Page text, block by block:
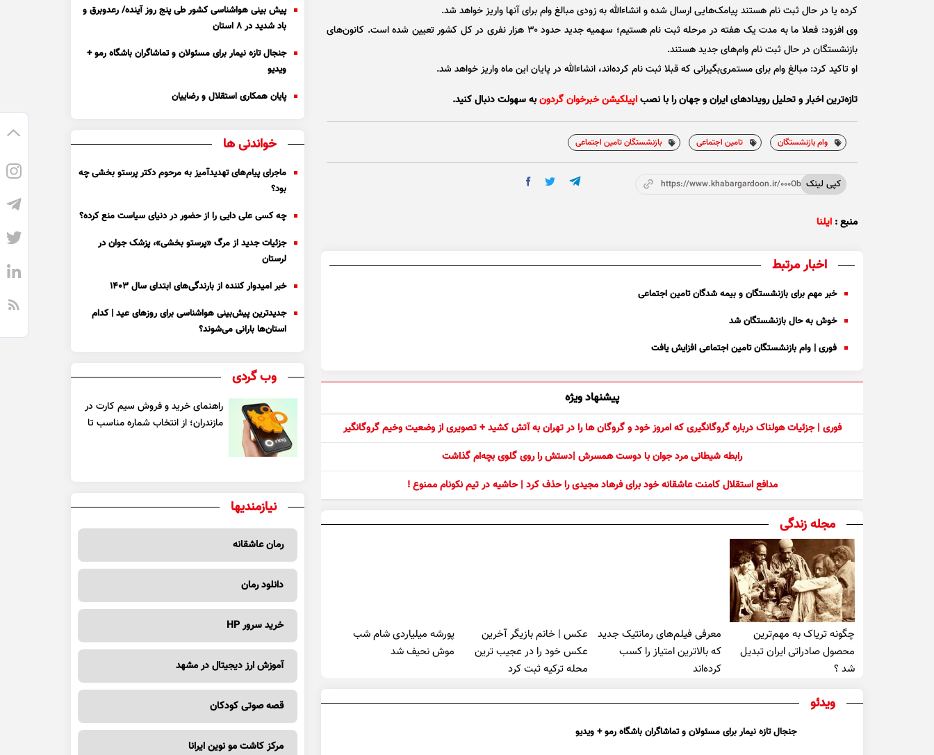
کرده یا در حال ثبت نام هستند پیامک‌هایی ارسال شده و انشاءالله به زودی مبالغ وام برای آنها واریز خواهد شد.
وی افزود: فعلا ما به مدت یک هفته در مرحله ثبت نام هستیم؛ سهمیه جدید حدود ۳۰ هزار نفری در کل کشور تعیین شده است. کانون‌های
بازنشستگان در حال ثبت نام وام‌های جدید هستند.
او تاکید کرد: مبالغ وام برای مستمری‌بگیرانی که قبلا ثبت نام کرده‌اند، انشاءالله در پایان این ماه واریز خواهد شد.
تازه‌ترین اخبار و تحلیل‌ رویدادهای ایران و جهان را با نصباپیلکیشن خبرخوان گردونبه سهولت دنبال کنید.
وام بازنشستگان تامین اجتماعی بازنشستگان تامین اجتماعی
کپی لینکhttps://www.khabargardoon.ir/000Ob4
منبع : ایلنا
اخبار مرتبط
خبر مهم برای بازنشستگان و بیمه شدگان تامین اجتماعی
خوش به حال بازنشستگان شد
فوری | وام بازنشستگان تامین اجتماعی افزایش یافت
پیشنهاد ویژه
فوری | جزئیات هولناک درباره گروگانگیری که امروز خود و گروگان ها را در تهران به آتش کشید + تصویری از وضعیت وخیم گروگانگیر
رابطه شیطانی مرد جوان با دوست همسرش |دستش را روی گلوی بچه‌ام گذاشت
مدافع استقلال کامنت عاشقانه خود برای فرهاد مجیدی را حذف کرد | حاشیه در تیم نکونام ممنوع !
مجله زندگی
چگونه تریاک به مهم‌ترین
محصول صادراتی ایران تبدیل
شد ؟
معرفی فیلم‌های رمانتیک جدید
که بالاترین امتیاز را کسب
کرده‌اند
عکس | خانم بازیگر آخرین
عکس خود را در عجیب ترین
محله ترکیه ثبت کرد
پورشه میلیاردی شام شب
موش‌ نحیف شد
ویدئو
جنجال تازه نیمار برای مسئولان و تماشاگران باشگاه رمو + ویدیو
پیش بینی هواشناسی کشور طی پنج روز آینده/ رعدوبرق و
باد شدید در ۸ استان
جنجال تازه نیمار برای مسئولان و تماشاگران باشگاه رمو +
ویدیو
پایان همکاری استقلال و رضاییان
خواندنی ها
ماجرای پیام‌های تهدیدآمیز به مرحوم دکتر پرستو بخشی چه
بود؟
چه کسی علی دایی را از حضور در دنیای سیاست منع کرده؟
جزئیات جدید از مرگ «پرستو بخشی»، پزشک جوان در
لرستان
خبر امیدوار کننده از بارندگی‌های ابتدای سال ۱۴۰۳
جدیدترین پیش‌بینی هواشناسی برای روزهای عید | کدام
استان‌ها بارانی می‌شوند؟
وب گردی
راهنمای خرید و فروش سیم کارت در
مازندران؛ از انتخاب شماره مناسب تا
نیازمندیها
رمان عاشقانه
دانلود رمان
خرید سرور HP
آموزش ارز دیجیتال در مشهد
قصه صوتی کودکان
مرکز کاشت مو نوین ایرانا